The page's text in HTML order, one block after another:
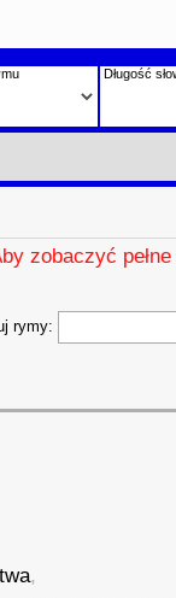
Długość
zobaczyć
rymy:
,